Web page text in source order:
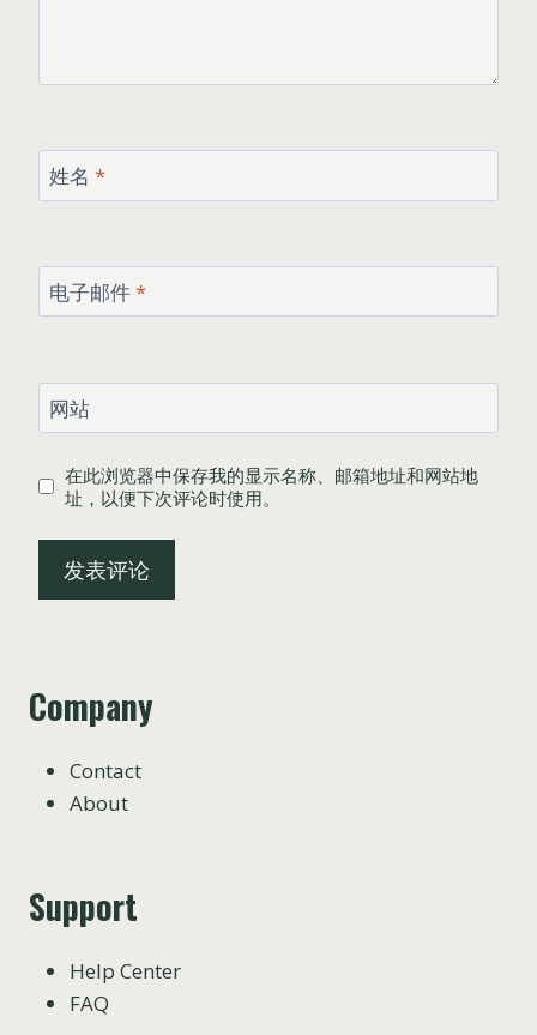
姓名 *
电子邮件*
网站
在此浏览器中保存我的显示名称、邮箱地址和网站地
址，以便下次评论时使用。
Company
Contact
About
Support
Help Center
FAQ